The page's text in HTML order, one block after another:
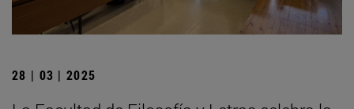
28 | 03 | 2025